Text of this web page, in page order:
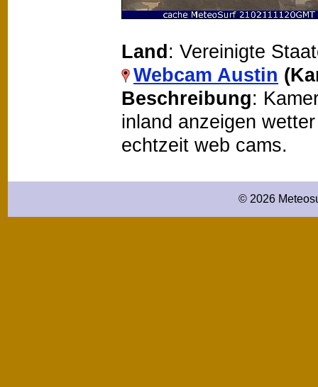
Land: Vereinigte
Webcam Austin
Beschreibung:
inland anzeigen
echtzeit web cams.
© 2026